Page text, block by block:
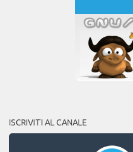
ISCRIVITI AL CANALE